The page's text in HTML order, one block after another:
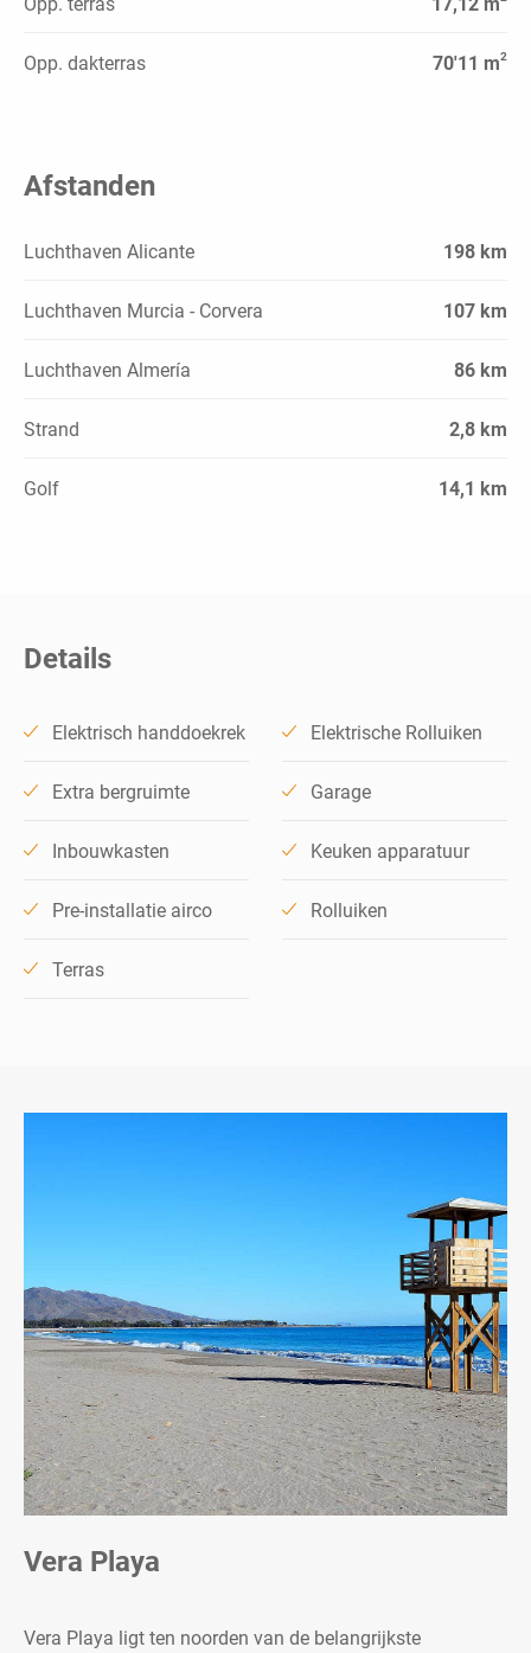
Opp. dakterras 70'11 m2
Afstanden
Luchthaven Alicante 198 km
Luchthaven Murcia - Corvera 107 km
Luchthaven Almería 86 km
Strand 2,8 km
Golf 14,1 km
Details
Elektrisch handdoekrek Elektrische Rolluiken
Extra bergruimte Garage
Inbouwkasten Keuken apparatuur
Pre-installatie airco Rolluiken
Terras
Vera Playa
Vera Playa ligt ten noorden van de belangrijkste